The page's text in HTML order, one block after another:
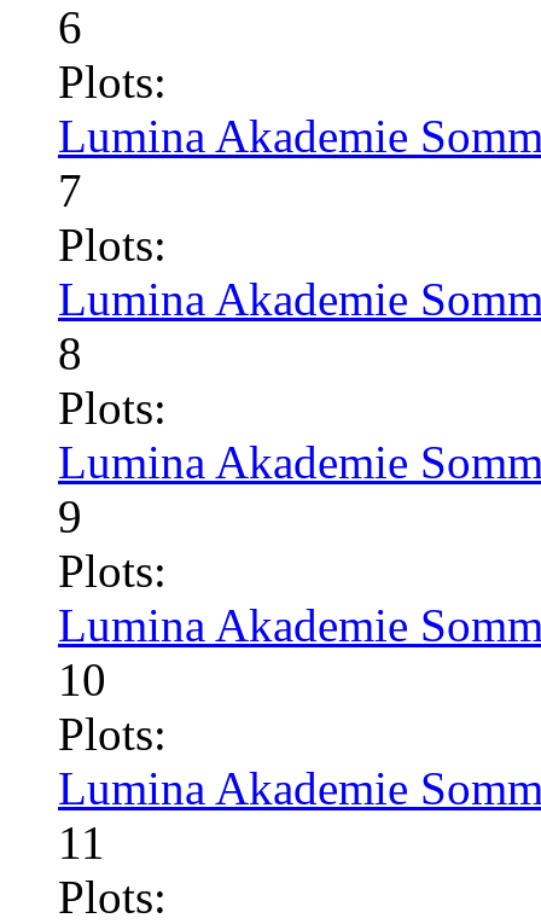
6
Plots:
Lumina Akademie
7
Plots:
Lumina Akademie
8
Plots:
Lumina Akademie
9
Plots:
Lumina Akademie
10
Plots:
Lumina Akademie
11
Plots: